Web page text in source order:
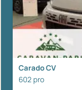
Carado CV
602 pro